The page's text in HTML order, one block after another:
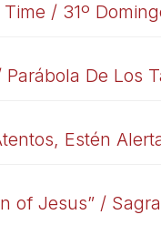
/ 31º
De Los
Estén
of Jesus” /